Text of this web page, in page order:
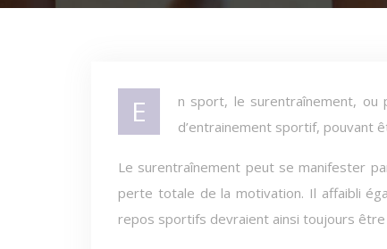
En sport, le surentraînement, ou plus précisément le syndrome de surentraînement, désigne un excès d’entrainement sportif, pouvant
Le surentraînement peut se manifester
perte totale de la motivation. Il affaibli
repos sportifs devraient ainsi toujours être